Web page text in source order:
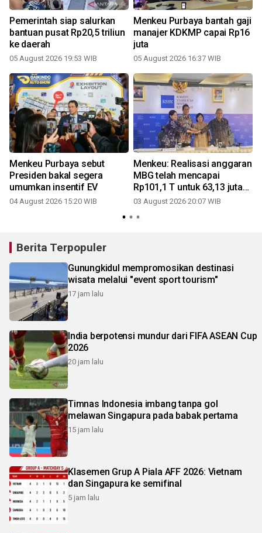
Pemerintah siap salurkan
bantuan pusat Rp20,5 triliun
ke daerah
05 August 2026 19:53 WIB
Menkeu Purbaya bantah gaji
manajer KDKMP capai Rp16
juta
05 August 2026 16:37 WIB
Menkeu Purbaya sebut
Presiden bakal segera
umumkan insentif EV
04 August 2026 15:20 WIB
Menkeu: Realisasi anggaran
MBG telah mencapai
Rp101,1 T untuk 63,13 juta
penerima
03 August 2026 20:07 WIB
Berita Terpopuler
Gunungkidul mempromosikan destinasi
wisata melalui "event sport tourism"
17 jam lalu
India berpotensi mundur dari FIFA ASEAN Cup
2026
20 jam lalu
Timnas Indonesia imbang tanpa gol
melawan Singapura pada babak pertama
15 jam lalu
Klasemen Grup A Piala AFF 2026: Vietnam
dan Singapura ke semifinal
5 jam lalu